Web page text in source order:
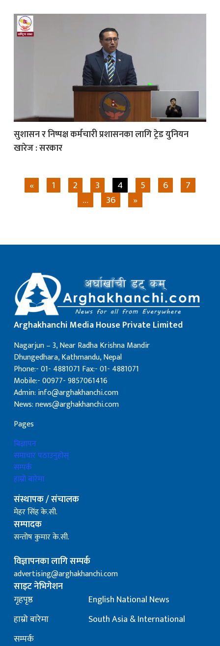
सुशासन र निष्पक्ष कर्मचारी प्रशासनका लागि ट्रेड युनियन
खारेज : सरकार
« 1 2 3 4 5 6
7
…
36 »
Arghakhanchi Media House Private Limited
Nagarjun – 3, Near Radha Krishna Mandir
Dhungedhara, Kathmandu, Nepal
Phone:- 01- 4881071 Fax:- 01- 4881071
Mobile:- 00977- 9857061416
Admin: info@arghakhanchi.com
News: news@arghakhanchi.com
Pages
बिज्ञापन
समाचार पठाउनुहोस्
सम्पर्क
हाम्रो बारेमा
संस्थापक / संचालक
मेहर सिंह के.सी.
सम्पादक
सन्तोष कुमार के.सी.
विज्ञापनका लागि सम्पर्क
advertising@arghakhanchi.com
साइट नेभिगेशन
गृहपृष्ठ
हाम्रो बारेमा
सम्पर्क
English National News
South Asia & International